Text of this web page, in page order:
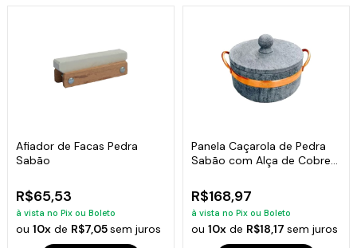
Afiador de Facas Pedra
Sabão
R$65,53
à vista no Pix ou Boleto
ou10x de R$7,05sem juros
Panela Caçarola de Pedra
Sabão com Alça de Cobre
R$168,97
à vista no Pix ou Boleto
ou 10xde R$18,17 sem juros